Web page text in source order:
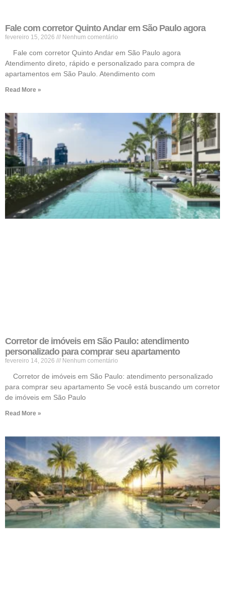
Fale com corretor Quinto Andar em São Paulo agora
fevereiro 15, 2026 Nenhum comentário
Fale com corretor Quinto Andar em São Paulo agora
Atendimento direto, rápido e personalizado para compra de
apartamentos em São Paulo. Atendimento com
Read More »
Corretor de imóveis em São Paulo: atendimento
personalizado para comprar seu apartamento
fevereiro 14, 2026 Nenhum comentário
Corretor de imóveis em São Paulo: atendimento personalizado
para comprar seu apartamento Se você está buscando um corretor
de imóveis em São Paulo
Read More »